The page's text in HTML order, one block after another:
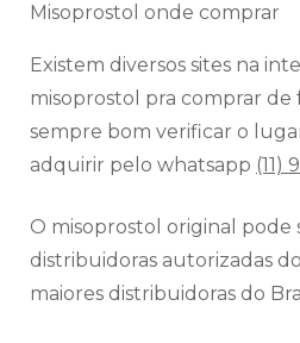
Misoprostol onde comprar
Existem diversos sites na
misoprostol pra comprar de
sempre bom verificar o
adquirir pelo whatsapp (11)
O misoprostol original pode
distribuidoras autorizadas
maiores distribuidoras do